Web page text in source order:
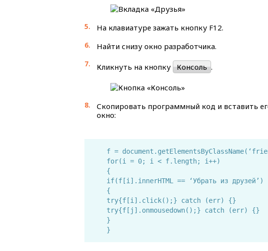
На клавиатуре зажать кнопку F12.
Найти снизу окно разработчика.
Кликнуть на кнопку Консоль .
Скопировать программный код и вставить
окно:
f =
for(i = 0; i < f.length; i++)
{
if(f[i].innerHTML == ‘Убрать из друзей’)
{
try{f[i].click();} catch (err) {}
try{f[j].onmousedown();} catch (err) {}
}
}